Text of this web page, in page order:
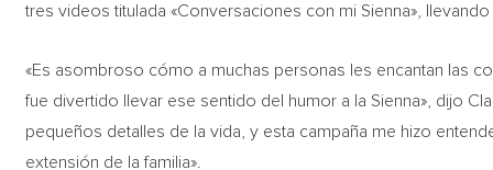
tres videos titulada «Conversaciones con mi Sienna»,
«Es asombroso cómo a muchas personas les encantan las
fue divertido llevar ese sentido del humor a la Sienna», dijo
pequeños detalles de la vida, y esta campaña me hizo
extensión de la familia».